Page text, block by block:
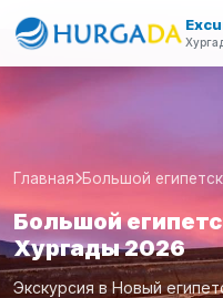
Главная Большой
Большой
Хургады 2026
Экскурсия в Новый